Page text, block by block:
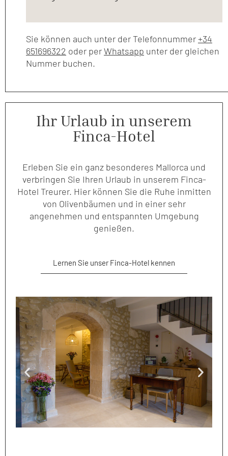
Sie können auch unter der Telefonnummer+34
651696322 oder perWhatsapp unter der gleichen
Nummer buchen.
Ihr Urlaub in unserem
Finca-Hotel
Erleben Sie ein ganz besonderes Mallorca und
verbringen Sie Ihren Urlaub in unserem Finca-
Hotel Treurer. Hier können Sie die Ruhe inmitten
von Olivenbäumen und in einer sehr
angenehmen und entspannten Umgebung
genießen.
Lernen Sie unser Finca-Hotel kennen